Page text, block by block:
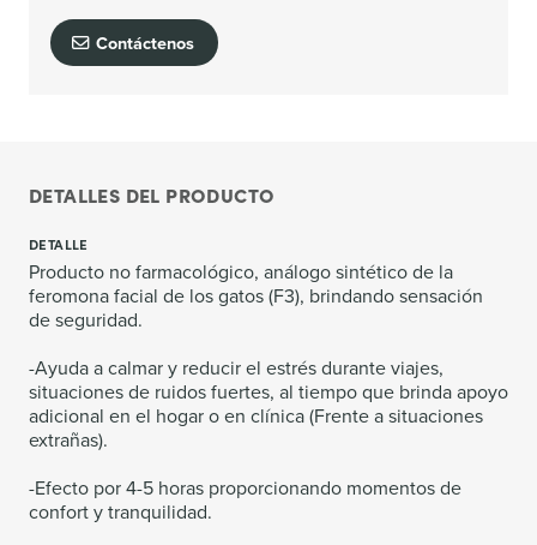
Contáctenos
DETALLES DEL PRODUCTO
DETALLE
Producto no farmacológico, análogo sintético de la
feromona facial de los gatos (F3), brindando sensación
de seguridad.
-Ayuda a calmar y reducir el estrés durante viajes,
situaciones de ruidos fuertes, al tiempo que brinda apoyo
adicional en el hogar o en clínica (Frente a situaciones
extrañas).
-Efecto por 4-5 horas proporcionando momentos de
confort y tranquilidad.